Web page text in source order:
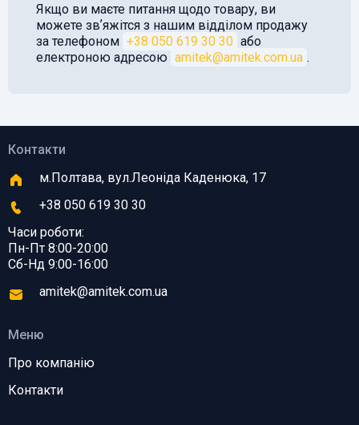
Якщо ви маєте питання щодо товару, ви
можете звʼяжітся з нашим відділом продажу
за телефоном +38 050 619 30 30 або
електроною адресою amitek@amitek.com.ua .
Меню
Про компанію
Контакти
Контакти
м.Полтава, вул.Леоніда Каденюка, 17
+38 050 619 30 30
Часи роботи:
Пн-Пт 8:00-20:00
Сб-Нд 9:00-16:00
amitek@amitek.com.ua